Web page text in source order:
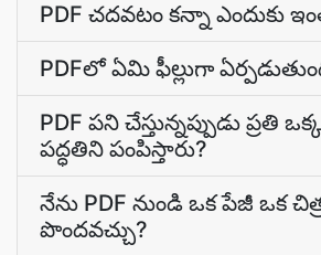
PDF చదవటం కన్నా ఎందుకు
PDFలో ఏమి ఫీల్లుగా
PDF పని చేస్తున్నప్పుడు ప్రతి
పద్ధతిని పంపిస్తారు?
నేను PDF నుండి ఒక పేజీ ఒక
పొందవచ్చు?